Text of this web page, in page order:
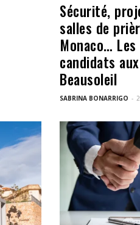
Sécurité,
salles de
Monaco…
candidats
Beausoleil
SABRINA BONARRIGO -